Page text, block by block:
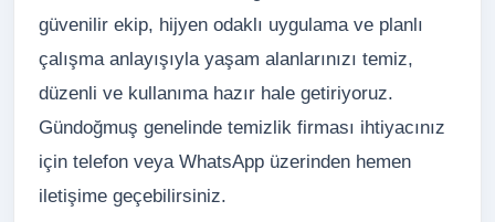
güvenilir ekip, hijyen odaklı uygulama ve planlı
çalışma anlayışıyla yaşam alanlarınızı temiz,
düzenli ve kullanıma hazır hale getiriyoruz.
Gündoğmuş genelinde temizlik firması ihtiyacınız
için telefon veya WhatsApp üzerinden hemen
iletişime geçebilirsiniz.